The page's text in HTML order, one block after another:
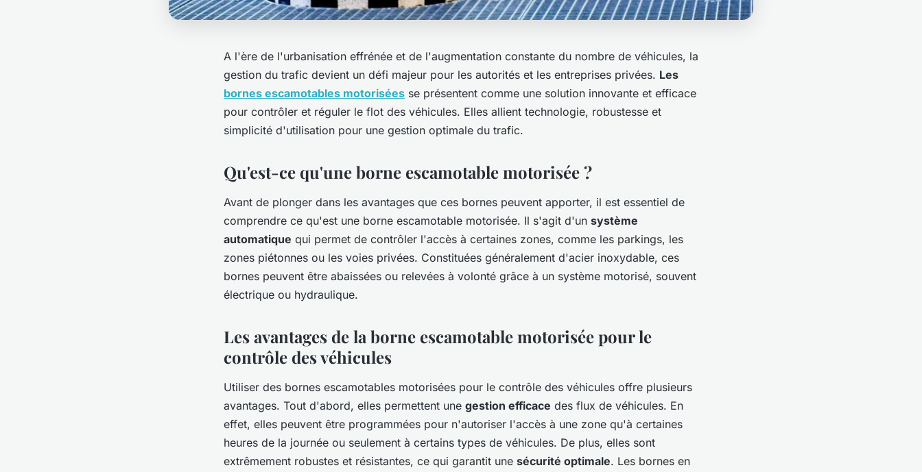
A l'ère de l'urbanisation effrénée et de l'augmentation constante du nombre de véhicules, la
gestion du trafic devient un défi majeur pour les autorités et les entreprises privées. Les
bornes escamotables motorisées se présentent comme une solution innovante et efficace
pour contrôler et réguler le flot des véhicules. Elles allient technologie, robustesse et
simplicité d'utilisation pour une gestion optimale du trafic.
Qu'est-ce qu'une borne escamotable motorisée ?
Avant de plonger dans les avantages que ces bornes peuvent apporter, il est essentiel de
comprendre ce qu'est une borne escamotable motorisée. Il s'agit d'un système
automatique qui permet de contrôler l'accès à certaines zones, comme les parkings, les
zones piétonnes ou les voies privées. Constituées généralement d'acier inoxydable, ces
bornes peuvent être abaissées ou relevées à volonté grâce à un système motorisé, souvent
électrique ou hydraulique.
Les avantages de la borne escamotable motorisée pour le
contrôle des véhicules
Utiliser des bornes escamotables motorisées pour le contrôle des véhicules offre plusieurs
avantages. Tout d'abord, elles permettent une gestion efficace des flux de véhicules. En
effet, elles peuvent être programmées pour n'autoriser l'accès à une zone qu'à certaines
heures de la journée ou seulement à certains types de véhicules. De plus, elles sont
extrêmement robustes et résistantes, ce qui garantit une sécurité optimale. Les bornes en